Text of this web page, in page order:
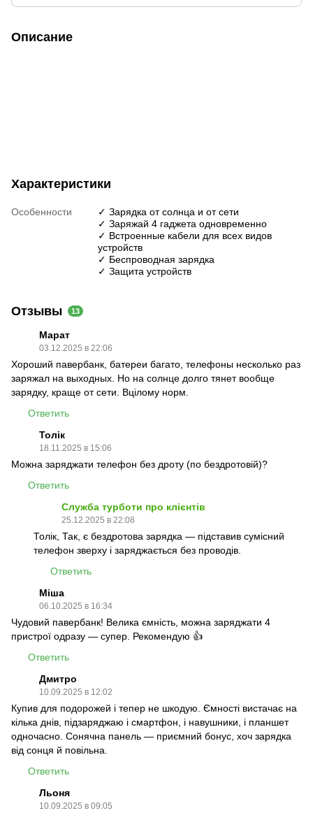
Описание
Характеристики
Особенности
✓ Зарядка от солнца и от сети
✓ Заряжай 4 гаджета одновременно
✓ Встроенные кабели для всех видов
устройств
✓ Беспроводная зарядка
✓ Защита устройств
Отзывы 13
Марат
03.12.2025 в 22:06
Хороший павербанк, батереи багато, телефоны несколько раз
заряжал на выходных. Но на солнце долго тянет вообще
зарядку, краще от сети. Вцілому норм.
Ответить
Толік
18.11.2025 в 15:06
Можна заряджати телефон без дроту (по бездротовій)?
Ответить
Служба турботи про клієнтів
25.12.2025 в 22:08
Толік, Так, є бездротова зарядка — підставив сумісний
телефон зверху і заряджається без проводів.
Ответить
Міша
06.10.2025 в 16:34
Чудовий павербанк! Велика ємність, можна заряджати 4
пристрої одразу — супер. Рекомендую 👍
Ответить
Дмитро
10.09.2025 в 12:02
Купив для подорожей і тепер не шкодую. Ємності вистачає на
кілька днів, підзаряджаю і смартфон, і навушники, і планшет
одночасно. Сонячна панель — приємний бонус, хоч зарядка
від сонця й повільна.
Ответить
Льоня
10.09.2025 в 09:05